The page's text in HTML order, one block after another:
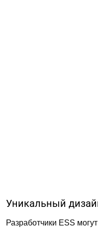
Уникальный
Разработчики ESS